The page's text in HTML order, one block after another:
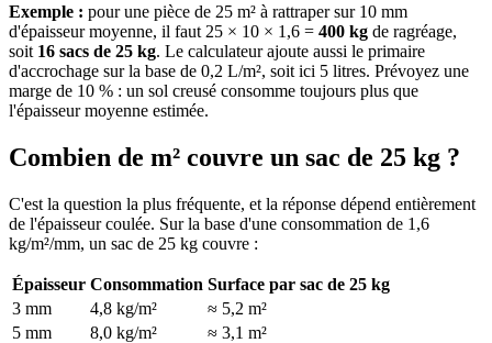
Exemple : pour une pièce de 25 m² à rattraper sur 10 mm
d'épaisseur moyenne, il faut 25 × 10 × 1,6 = 400 kg de ragréage,
soit 16 sacs de 25 kg. Le calculateur ajoute aussi le primaire
d'accrochage sur la base de 0,2 L/m², soit ici 5 litres. Prévoyez une
marge de 10 % : un sol creusé consomme toujours plus que
l'épaisseur moyenne estimée.
Combien de m² couvre un sac de 25 kg ?
C'est la question la plus fréquente, et la réponse dépend entièrement
de l'épaisseur coulée. Sur la base d'une consommation de 1,6
kg/m²/mm, un sac de 25 kg couvre :
Épaisseur Consommation Surface par sac de 25 kg
3 mm
4,8 kg/m²
≈ 5,2 m²
5 mm
8,0 kg/m²
≈ 3,1 m²